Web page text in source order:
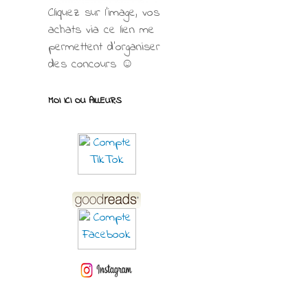
Cliquez sur l'image, vos
achats via ce lien me
permettent d’organiser
des concours ☺
MOI ICI OU AILLEURS